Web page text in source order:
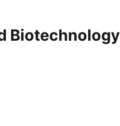
Biotechnology